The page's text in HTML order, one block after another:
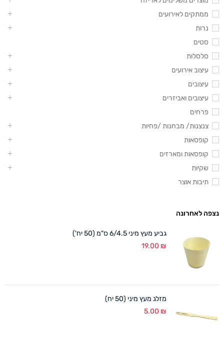
ממתקים לאירועים
נרות
סטים
סלסלות
עיצוב אירועים
עיצובים
עיצובים ואביזרים
פרחים
צנצנות/ מבחנות /פחיות
קופסאות
קופסאות ומארזים
שקיות
תיבות אוצר
נצפה לאחרונה
גביע מעץ מיני 6/4.5 ס"מ (50 יח')
19.00 ₪
מזלג מעץ מיני (50 יח)
5.00 ₪